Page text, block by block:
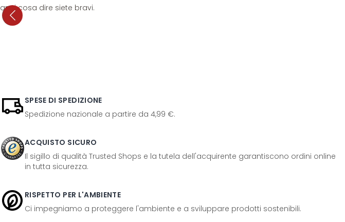
cosa dire siete bravi.
SPESE DI SPEDIZIONE
Spedizione nazionale a partire da 4,99 €.
ACQUISTO SICURO
Il sigillo di qualità Trusted Shops e la tutela dell'acquirente garantiscono ordini online
in tutta sicurezza.
RISPETTO PER L'AMBIENTE
Ci impegniamo a proteggere l'ambiente e a sviluppare prodotti sostenibili.